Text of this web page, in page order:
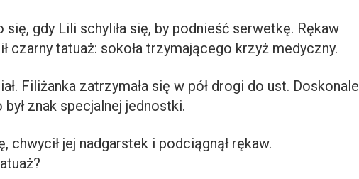
się, gdy Lili schyliła się, by podnieść serwetkę. Rękaw
czarny tatuaż: sokoła trzymającego krzyż medyczny.
Filiżanka zatrzymała się w pół drogi do ust. Doskonale
był znak specjalnej jednostki.
chwycił jej nadgarstek i podciągnął rękaw.